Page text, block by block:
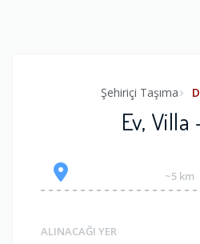
Şehiriçi Taşıma
Ev, Villa
~5 km
ALINACAĞI YER